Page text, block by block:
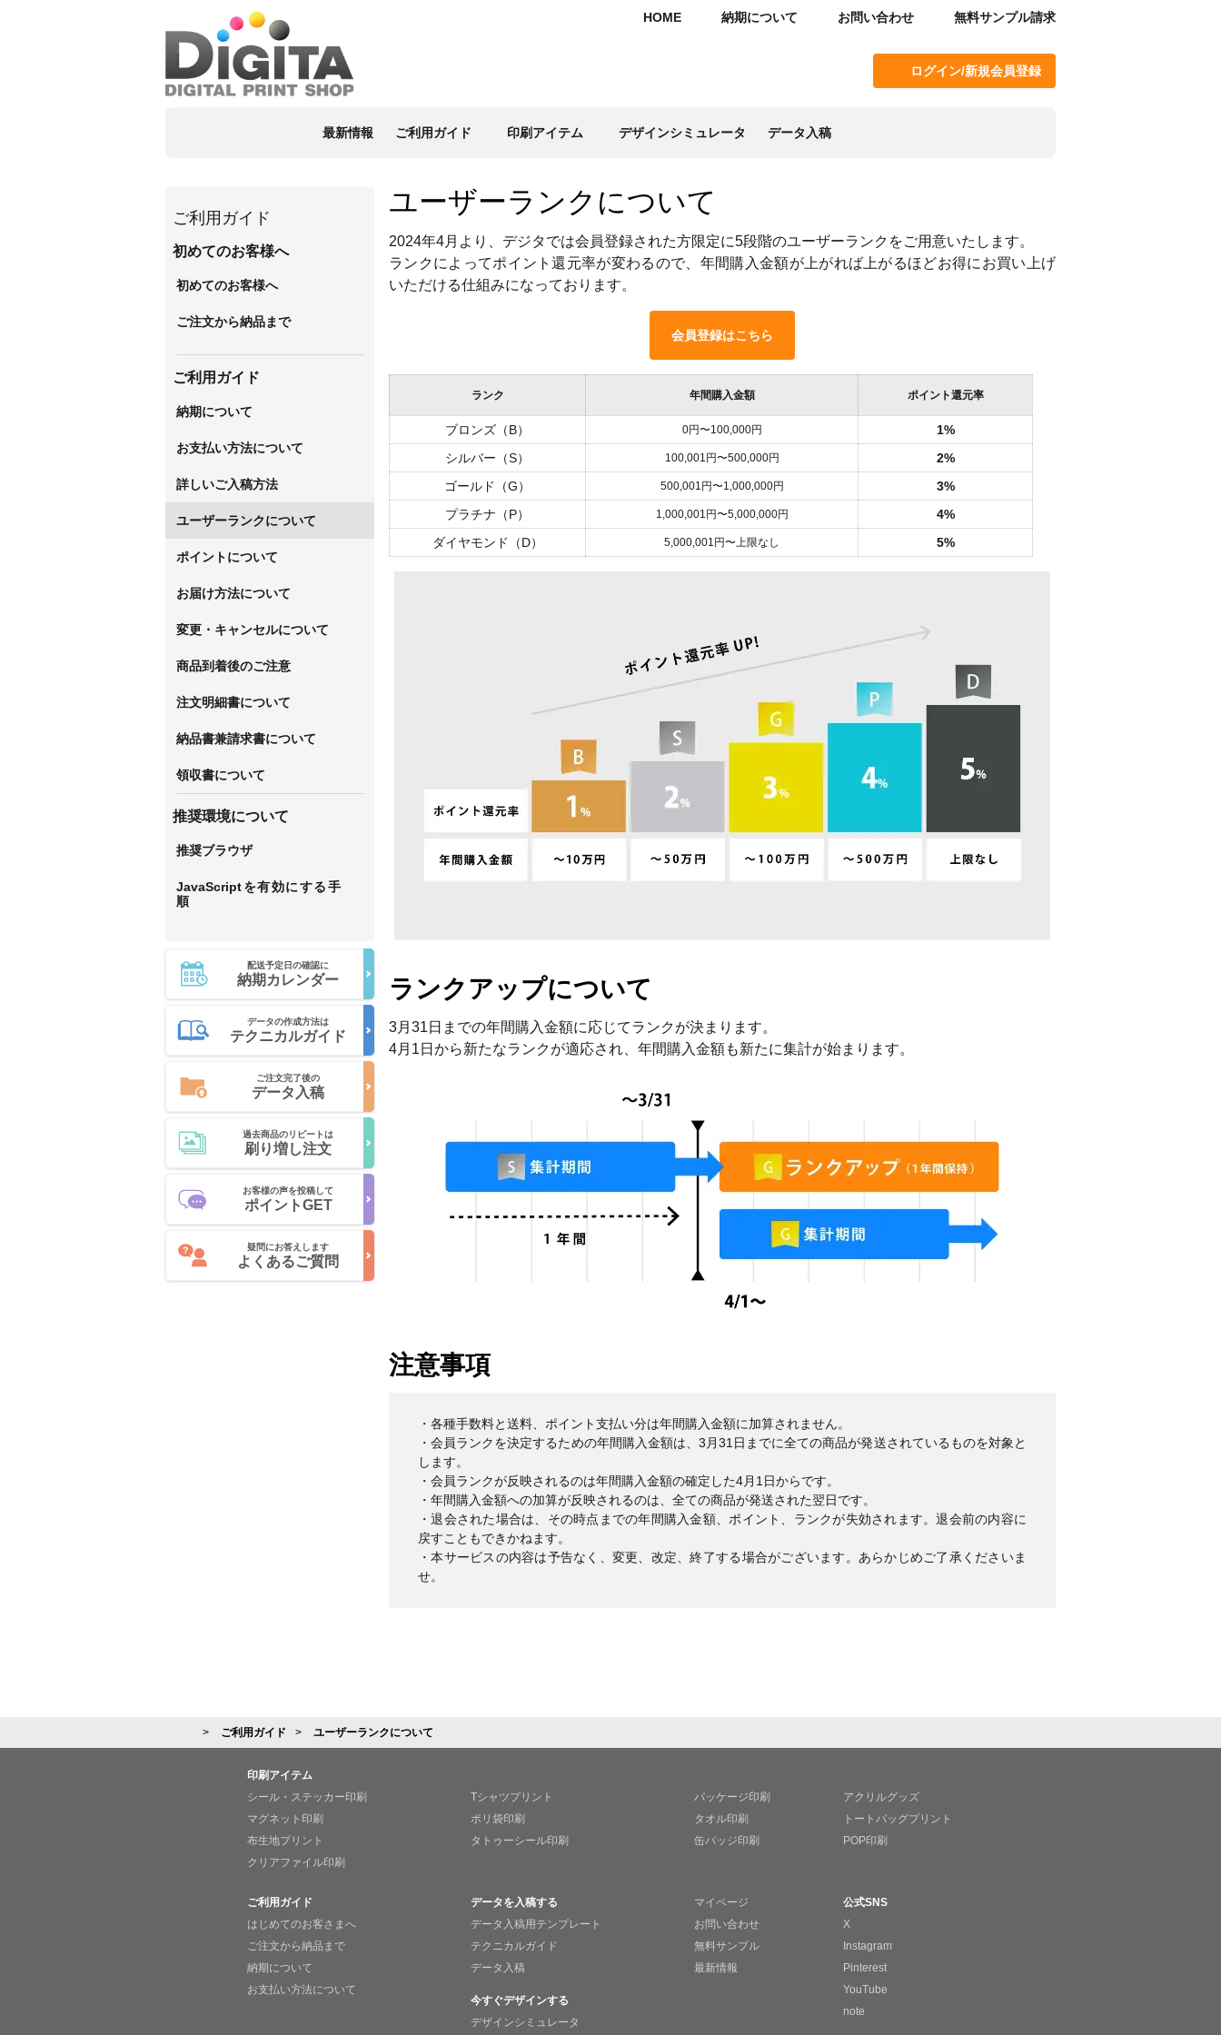
HOME 納期について お問い合わせ 無料サンプル請求
ログイン/新規会員登録
最新情報 ご利用ガイド 印刷アイテム デザインシミュレータ データ入稿
ご利用ガイド
初めてのお客様へ
初めてのお客様へ
ご注文から納品まで
ご利用ガイド
納期について
お支払い方法について
詳しいご入稿方法
ユーザーランクについて
ポイントについて
お届け方法について
変更・キャンセルについて
商品到着後のご注意
注文明細書について
納品書兼請求書について
領収書について
推奨環境について
推奨ブラウザ
JavaScriptを有効にする手
順
配送予定日の確認に
納期カレンダー
データの作成方法は
テクニカルガイド
ご注文完了後の
データ入稿
過去商品のリピートは
刷り増し注文
お客様の声を投稿して
ポイントGET
疑問にお答えします
よくあるご質問
ユーザーランクについて
2024年4月より、デジタでは会員登録された方限定に5段階のユーザーランクをご用意いたします。
ランクによってポイント還元率が変わるので、年間購入金額が上がれば上がるほどお得にお買い上げ
いただける仕組みになっております。
会員登録はこちら
ランク 年間購入金額 ポイント還元率
ブロンズ（B） 0円〜100,000円
1%
シルバー（S）
100,001円〜500,000円
2%
ゴールド（G）
500,001円〜1,000,000円
3%
プラチナ（P）
1,000,001円〜5,000,000円
4%
ダイヤモンド（D）
5,000,001円〜上限なし 5%
ランクアップについて
3月31日までの年間購入金額に応じてランクが決まります。
4月1日から新たなランクが適応され、年間購入金額も新たに集計が始まります。
注意事項
・各種手数料と送料、ポイント支払い分は年間購入金額に加算されません。
・会員ランクを決定するための年間購入金額は、3月31日までに全ての商品が発送されているものを対象と
します。
・会員ランクが反映されるのは年間購入金額の確定した4月1日からです。
・年間購入金額への加算が反映されるのは、全ての商品が発送された翌日です。
・退会された場合は、その時点までの年間購入金額、ポイント、ランクが失効されます。退会前の内容に
戻すこともできかねます。
・本サービスの内容は予告なく、変更、改定、終了する場合がございます。あらかじめご了承くださいま
せ。
ご利用ガイド ユーザーランクについて
印刷アイテム
シール・ステッカー印刷
マグネット印刷
布生地プリント
クリアファイル印刷
Tシャツプリント
ポリ袋印刷
タトゥーシール印刷
パッケージ印刷
タオル印刷
缶バッジ印刷
アクリルグッズ
トートバッグプリント
POP印刷
ご利用ガイド
はじめてのお客さまへ
ご注文から納品まで
納期について
お支払い方法について
データを入稿する
データ入稿用テンプレート
テクニカルガイド
データ入稿
今すぐデザインする
デザインシミュレータ
マイページ
お問い合わせ
無料サンプル
最新情報
公式SNS
X
Instagram
Pinterest
YouTube
note